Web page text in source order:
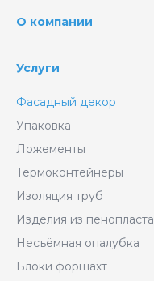
О компании
Услуги
Фасадный декор
Упаковка
Ложементы
Термоконтейнеры
Изоляция труб
Изделия из пенопласта
Несъёмная опалубка
Блоки форшахт